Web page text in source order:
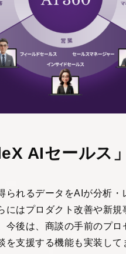
AIセールス
られるデータをAIが分析・
にはプロダクト改善や新
今後は、商談の手前のプ
を支援する機能も実装して